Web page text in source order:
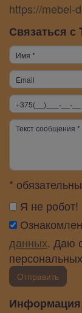
https://mebel-
Связаться с
*
Я не робот!
данных. Даю
Отправить